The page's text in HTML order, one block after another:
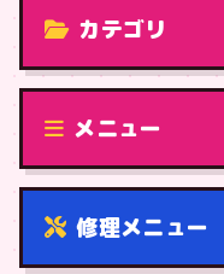
カテゴリ
修理（機種から）
メニュー
修理メニュー